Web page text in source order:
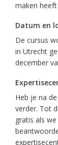
maken
Datum en
De cursus
in Utrecht
december
Heb je na
verder. Tot
gratis als